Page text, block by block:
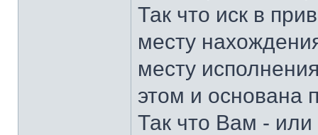
Так что иск в
месту
месту
этом и основана
Так что Вам -